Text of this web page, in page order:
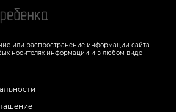
или распространение информации сайта
носителях информации и в любом виде